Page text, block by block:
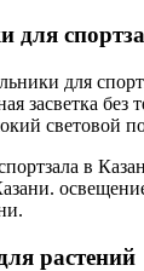
для
для
засветка без
световой
в
.
растений